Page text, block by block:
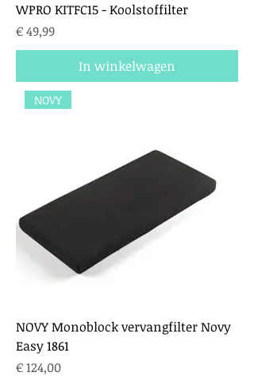
WPRO KITFC15 - Koolstoffilter
Prijs
€ 49,99
In winkelwagen
NOVY
NOVY Monoblock vervangfilter Novy
Easy 1861
Prijs
€ 124,00